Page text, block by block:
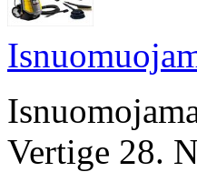
Vertige 28.